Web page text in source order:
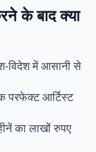
के बाद क्या
विदेश में आसानी से
परफेक्ट आर्टिस्ट
का लाखों रुपए